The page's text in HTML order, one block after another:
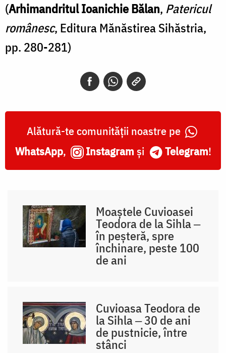
(Arhimandritul Ioanichie Bălan, Patericul
românesc, Editura Mănăstirea Sihăstria,
pp. 280-281)
Alătură-te comunității noastre pe
WhatsApp, Instagram și Telegram!
Moaștele Cuvioasei
Teodora de la Sihla ‒
în peșteră, spre
închinare, peste 100
de ani
Cuvioasa Teodora de
la Sihla ‒ 30 de ani
de pustnicie, între
stânci